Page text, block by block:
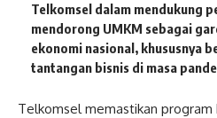
Telkomsel dalam mendukung
mendorong UMKM sebagai
ekonomi nasional, khususnya
tantangan bisnis di masa
Telkomsel memastikan